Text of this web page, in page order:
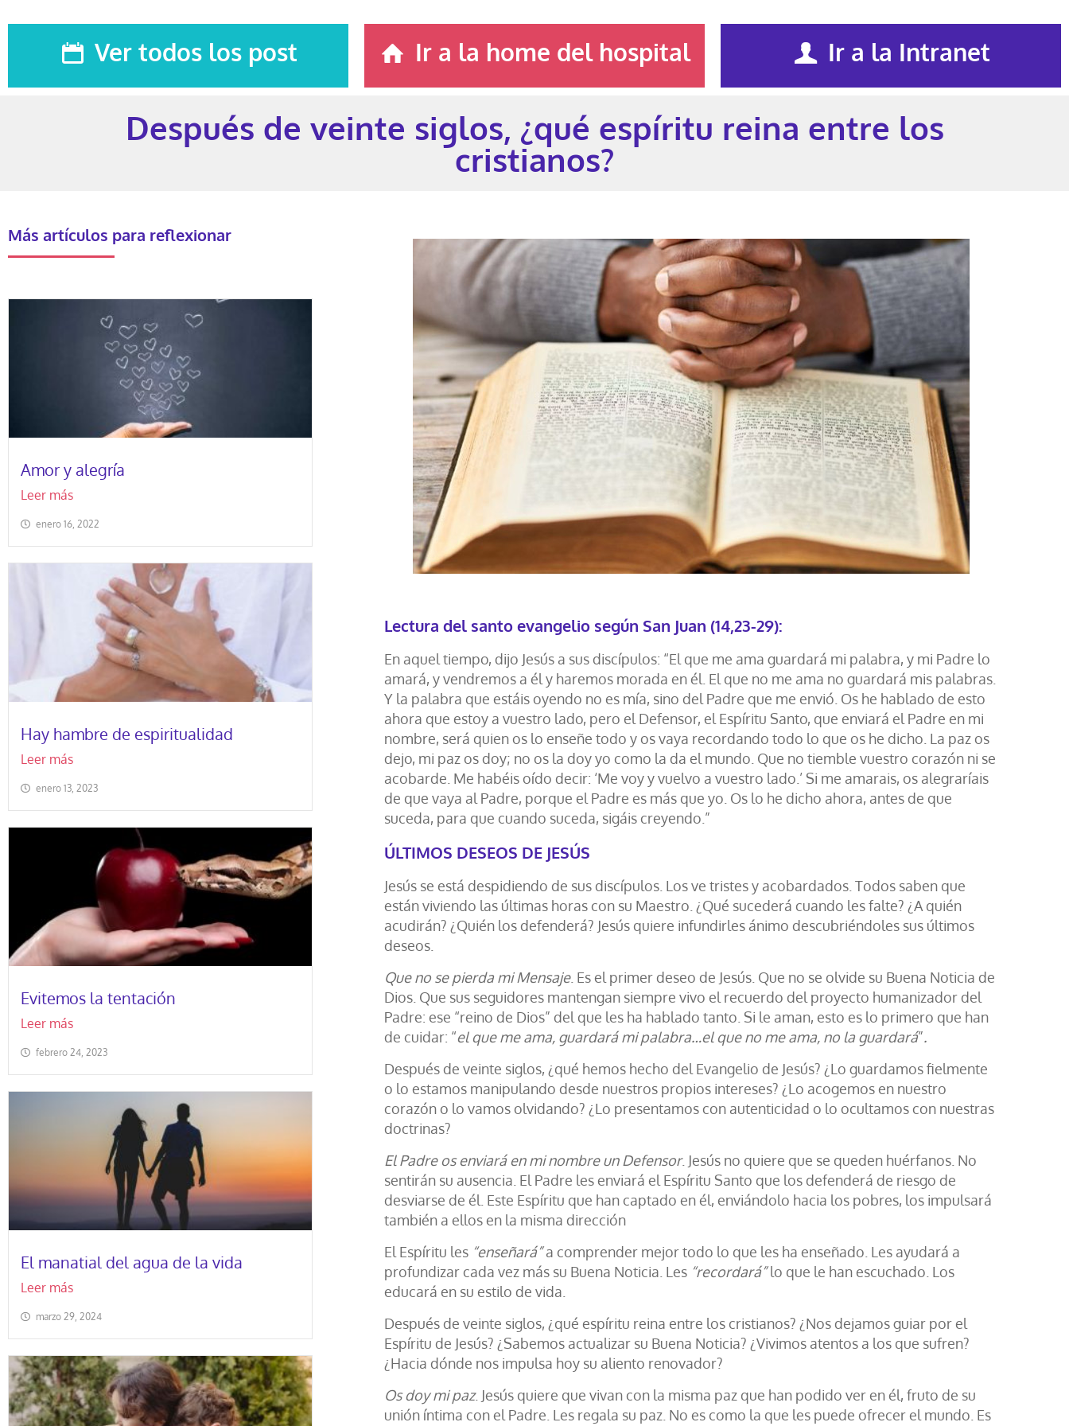
Ver todos los post Ir a la home del hospital Ir a la Intranet
Después de veinte siglos, ¿qué espíritu reina entre los
cristianos?
Más artículos para reflexionar
Amor y alegría
Leer más
enero 16, 2022
Hay hambre de espiritualidad
Leer más
enero 13, 2023
Evitemos la tentación
Leer más
febrero 24, 2023
El manatial del agua de la vida
Leer más
marzo 29, 2024
Lectura del santo evangelio según San Juan (14,23-29):
En aquel tiempo, dijo Jesús a sus discípulos: “El que me ama guardará mi palabra, y mi Padre lo
amará, y vendremos a él y haremos morada en él. El que no me ama no guardará mis palabras.
Y la palabra que estáis oyendo no es mía, sino del Padre que me envió. Os he hablado de esto
ahora que estoy a vuestro lado, pero el Defensor, el Espíritu Santo, que enviará el Padre en mi
nombre, será quien os lo enseñe todo y os vaya recordando todo lo que os he dicho. La paz os
dejo, mi paz os doy; no os la doy yo como la da el mundo. Que no tiemble vuestro corazón ni se
acobarde. Me habéis oído decir: ‘Me voy y vuelvo a vuestro lado.’ Si me amarais, os alegraríais
de que vaya al Padre, porque el Padre es más que yo. Os lo he dicho ahora, antes de que
suceda, para que cuando suceda, sigáis creyendo.”
ÚLTIMOS DESEOS DE JESÚS
Jesús se está despidiendo de sus discípulos. Los ve tristes y acobardados. Todos saben que
están viviendo las últimas horas con su Maestro. ¿Qué sucederá cuando les falte? ¿A quién
acudirán? ¿Quién los defenderá? Jesús quiere infundirles ánimo descubriéndoles sus últimos
deseos.
Que no se pierda mi Mensaje. Es el primer deseo de Jesús. Que no se olvide su Buena Noticia de
Dios. Que sus seguidores mantengan siempre vivo el recuerdo del proyecto humanizador del
Padre: ese “reino de Dios” del que les ha hablado tanto. Si le aman, esto es lo primero que han
de cuidar: “el que me ama, guardará mi palabra…el que no me ama, no la guardará”.
Después de veinte siglos, ¿qué hemos hecho del Evangelio de Jesús? ¿Lo guardamos fielmente
o lo estamos manipulando desde nuestros propios intereses? ¿Lo acogemos en nuestro
corazón o lo vamos olvidando? ¿Lo presentamos con autenticidad o lo ocultamos con nuestras
doctrinas?
El Padre os enviará en mi nombre un Defensor. Jesús no quiere que se queden huérfanos. No
sentirán su ausencia. El Padre les enviará el Espíritu Santo que los defenderá de riesgo de
desviarse de él. Este Espíritu que han captado en él, enviándolo hacia los pobres, los impulsará
también a ellos en la misma dirección
El Espíritu les “enseñará”a comprender mejor todo lo que les ha enseñado. Les ayudará a
profundizar cada vez más su Buena Noticia. Les “recordará”lo que le han escuchado. Los
educará en su estilo de vida.
Después de veinte siglos, ¿qué espíritu reina entre los cristianos? ¿Nos dejamos guiar por el
Espíritu de Jesús? ¿Sabemos actualizar su Buena Noticia? ¿Vivimos atentos a los que sufren?
¿Hacia dónde nos impulsa hoy su aliento renovador?
Os doy mi paz. Jesús quiere que vivan con la misma paz que han podido ver en él, fruto de su
unión íntima con el Padre. Les regala su paz. No es como la que les puede ofrecer el mundo. Es